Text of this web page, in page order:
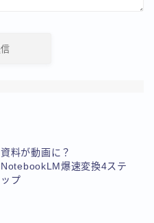
資料が動画に？
NotebookLM爆速変換4ステ
ップ